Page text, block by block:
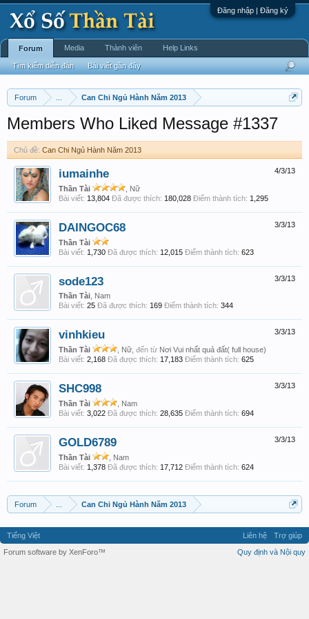
Đăng nhập | Đăng ký
Forum Can Chi Ngủ Hành Năm 2013
Members Who Liked Message #1337
Chủ đề: Can Chi Ngủ Hành Năm 2013
4/3/13
iumainhe
Thần Tài
, Nữ
Bài viết: 13,804 Đã được thích: 180,028 Điểm thành tích: 1,295
3/3/13
DAINGOC68
Thần Tài
Bài viết: 1,730 Đã được thích: 12,015 Điểm thành tích: 623
3/3/13
sode123
Thần Tài , Nam
Bài viết: 25 Đã được thích: 169 Điểm thành tích: 344
3/3/13
vinhkieu
Thần Tài , Nữ, đến từ Nơi Vui nhất quả đất( full house)
Bài viết: 2,168 Đã được thích: 17,183 Điểm thành tích: 625
3/3/13
SHC998
Thần Tài
, Nam
Bài viết: 3,022 Đã được thích: 28,635 Điểm thành tích: 694
3/3/13
GOLD6789
Thần Tài
, Nam
Bài viết: 1,378 Đã được thích: 17,712 Điểm thành tích: 624
Forum Can Chi Ngủ Hành Năm 2013
Forum
Tìm kiếm diễn đàn Bài viết gần đây
Media Thành viên Help Links
Tiếng Việt Liên hệ
Trợ giúp
Quy định và Nội quy
Forum software by XenForo™